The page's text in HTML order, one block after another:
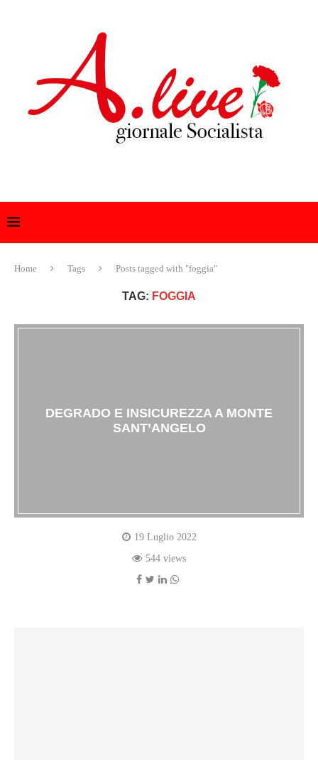
Home Tags Posts tagged with "foggia"
TAG: FOGGIA
DEGRADO E INSICUREZZA A MONTE
SANT’ANGELO
19 Luglio 2022
544 views